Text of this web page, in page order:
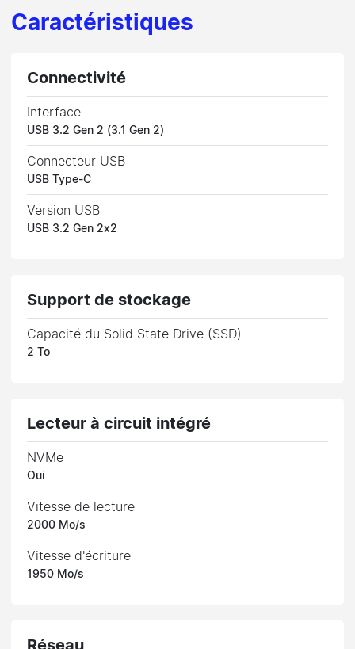
Caractéristiques
Connectivité
Interface
USB 3.2 Gen 2 (3.1 Gen 2)
Connecteur USB
USB Type-C
Version USB
USB 3.2 Gen 2x2
Support de stockage
Capacité du Solid State Drive (SSD)
2 To
Lecteur à circuit intégré
NVMe
Oui
Vitesse de lecture
2000 Mo/s
Vitesse d'écriture
1950 Mo/s
Réseau